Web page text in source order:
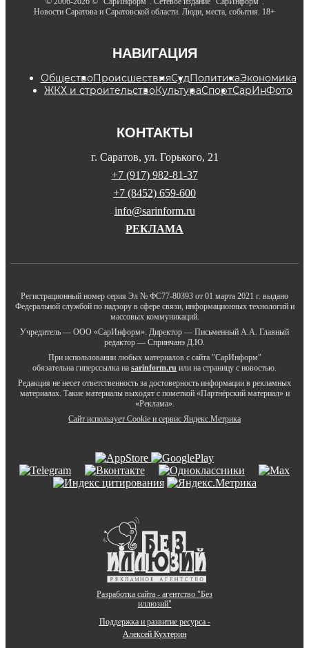
Новости Саратова и Саратовской области. Люди, места, события. 18+
НАВИГАЦИЯ
ОбществоПроисшествияСудПолитикаЭкономика
ЖКХ и строительствоКультураСпортСарИнФото
КОНТАКТЫ
г. Саратов, ул. Горького, 21
+7 (917) 982-81-37
+7 (8452) 659-600
info@sarinform.ru
РЕКЛАМА
Регистрационный номер серия Эл № ФС77-80393 от 01 марта 2021 г. выдано
Федеральной службой по надзору в сфере связи, информационных технологий и
массовых коммуникаций.
Учредитель — ООО «СарИнформ». Директор — Письменный А.А. Главный
редактор — Спринчанэ Д.Ю.
При использовании любых материалов с сайта "СарИнформ"
обязательна гиперссылка на sarinform.ru или на страницу с новостью.
Редакция не несет ответственность за достоверность информации в рекламных
материалах. Такие материалы выходят с пометкой «Партнёрский материал» и
«Реклама».
Сайт использует Cookie и сервиc Яндекс.Метрика
Разработка сайта - агентство "Без
иллюзий"
Поддержка и развитие ресурса -
Алексей Кухтерин